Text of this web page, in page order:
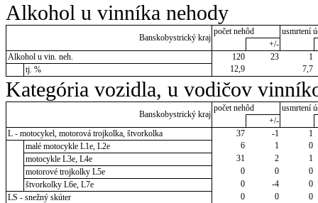
Alkohol u vinníka nehody
Banskobystrický kraj
počet nehôd
usmrtení
+/-
Alkohol u vin. neh.
120 23
1
tj. %
12,9 7,7
Kategória vozidla, u vodičov
Banskobystrický kraj
počet nehôd
usmrtení
+/-
L - motocykel, motorová trojkolka, štvorkolka
37 -1
1
malé motocykle L1e, L2e
6 1
0
motocykle L3e, L4e
31 2
1
motorové trojkolky L5e
0 0
0
štvorkolky L6e, L7e
0 -4
0
LS - snežný skúter
0 0
0